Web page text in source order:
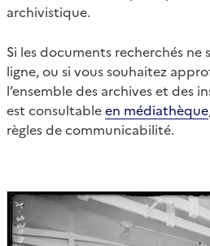
archivistique.
Si les documents recherchés ne
ligne, ou si vous souhaitez
l’ensemble des archives et des
est consultableen médiathèque
règles de communicabilité.